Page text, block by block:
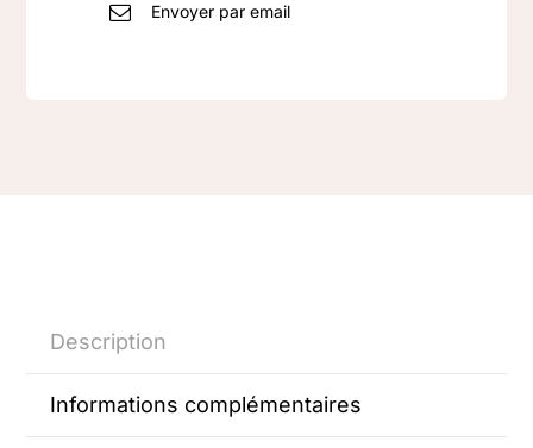
Envoyer par email
Description
Informations complémentaires